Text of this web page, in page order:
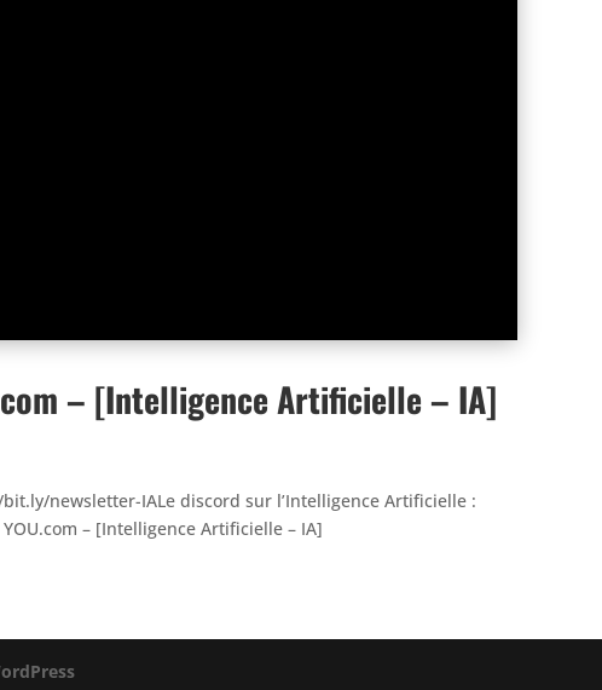
– [Intelligence Artificielle – IA]
newsletter-IALe discord sur l’Intelligence Artificielle :
– [Intelligence Artificielle – IA]